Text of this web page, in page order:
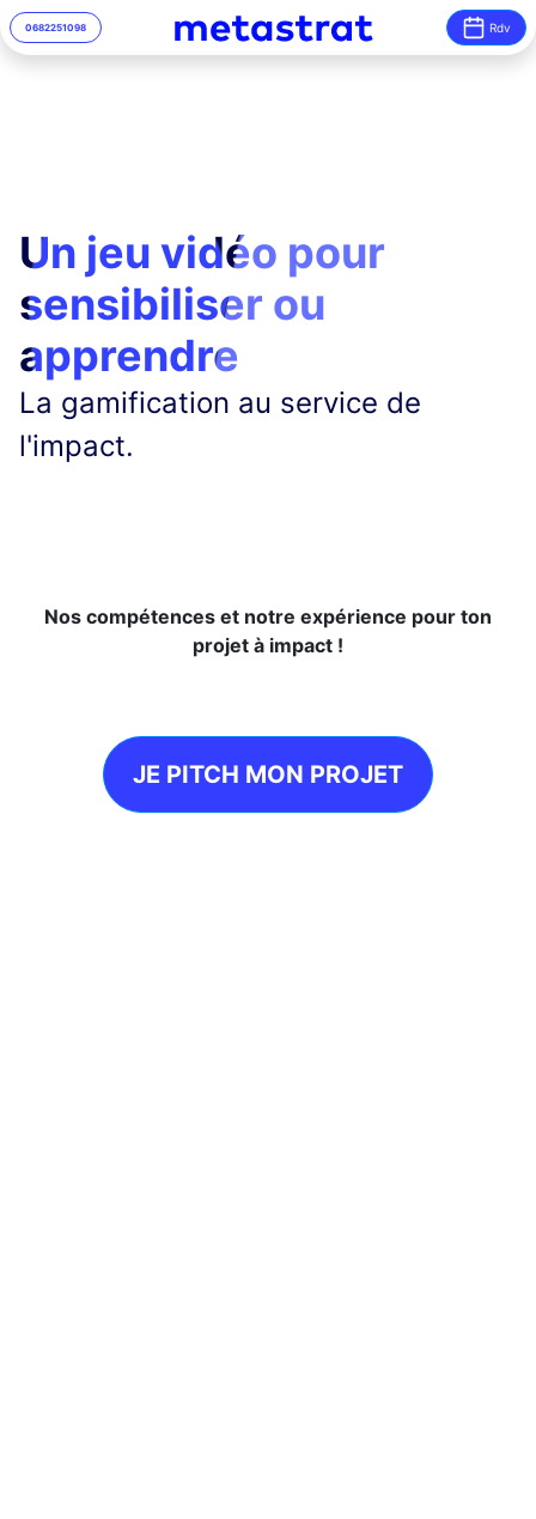
0682251098 Rdv
Un jeu vidéo pour
sensibiliser ou
apprendre
La gamification au service de
l'impact.
Nos compétences et notre expérience pour ton
projet à impact !
JE PITCH MON PROJET